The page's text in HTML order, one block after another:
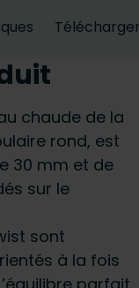
chaude de la
rond, est
30 mm et de
sur le
sont
à la fois